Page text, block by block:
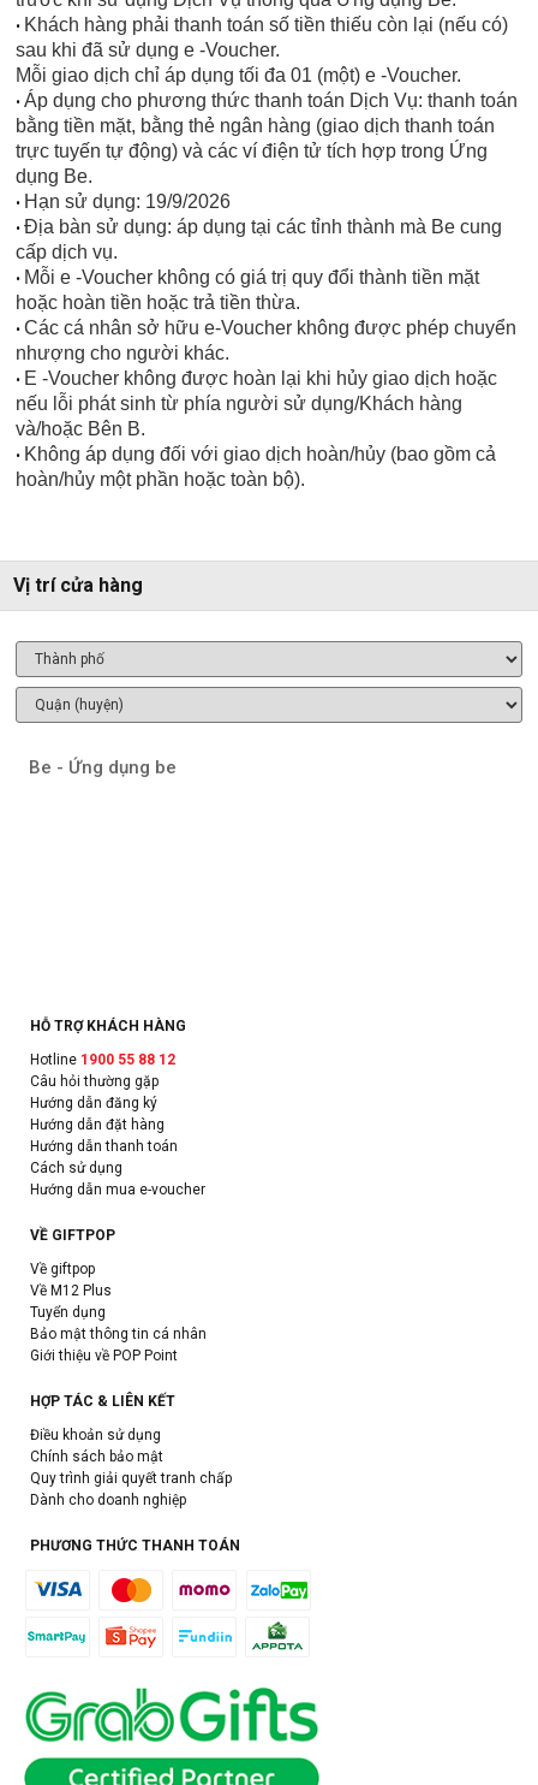
• Khách hàng phải thanh toán số tiền thiếu còn lại (nếu có)
sau khi đã sử dụng e -Voucher.
Mỗi giao dịch chỉ áp dụng tối đa 01 (một) e -Voucher.
•Áp dụng cho phương thức thanh toán Dịch Vụ: thanh toán
bằng tiền mặt, bằng thẻ ngân hàng (giao dịch thanh toán
trực tuyến tự động) và các ví điện tử tích hợp trong Ứng
dụng Be.
• Hạn sử dụng: 19/9/2026
•Địa bàn sử dụng: áp dụng tại các tỉnh thành mà Be cung
cấp dịch vụ.
• Mỗi e -Voucher không có giá trị quy đổi thành tiền mặt
hoặc hoàn tiền hoặc trả tiền thừa.
•Các cá nhân sở hữu e-Voucher không được phép chuyển
nhượng cho người khác.
• E -Voucher không được hoàn lại khi hủy giao dịch hoặc
nếu lỗi phát sinh từ phía người sử dụng/Khách hàng
và/hoặc Bên B.
• Không áp dụng đối với giao dịch hoàn/hủy (bao gồm cả
hoàn/hủy một phần hoặc toàn bộ).
Vị trí cửa hàng
Be - Ứng dụng be
HỖ TRỢ KHÁCH HÀNG
Hotline 1900 55 88 12
Câu hỏi thường gặp
Hướng dẫn đăng ký
Hướng dẫn đặt hàng
Hướng dẫn thanh toán
Cách sử dụng
Hướng dẫn mua e-voucher
VỀ GIFTPOP
Về giftpop
Về M12 Plus
Tuyển dụng
Bảo mật thông tin cá nhân
Giới thiệu về POP Point
HỢP TÁC & LIÊN KẾT
Điều khoản sử dụng
Chính sách bảo mật
Quy trình giải quyết tranh chấp
Dành cho doanh nghiệp
PHƯƠNG THỨC THANH TOÁN